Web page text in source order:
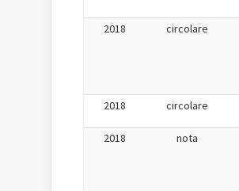
2018
circolare
2018
circolare
2018
nota